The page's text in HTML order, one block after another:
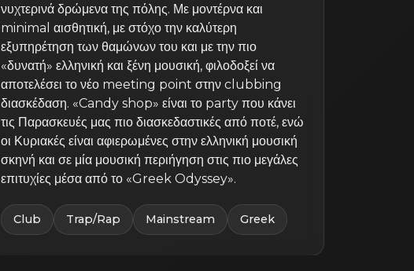
νυχτερινά δρώμενα της πόλης. Με μοντέρνα και
minimal αισθητική, με στόχο την καλύτερη
εξυπηρέτηση των θαμώνων του και με την πιο
«δυνατή» ελληνική και ξένη μουσική, φιλοδοξεί να
αποτελέσει το νέο meeting point στην clubbing
διασκέδαση. «Candy shop» είναι το party που κάνει
τις Παρασκευές μας πιο διασκεδαστικές από ποτέ, ενώ
οι Κυριακές είναι αφιερωμένες στην ελληνική μουσική
σκηνή και σε μία μουσική περιήγηση στις πιο μεγάλες
επιτυχίες μέσα από το «Greek Odyssey».
Club Trap/Rap Mainstream Greek